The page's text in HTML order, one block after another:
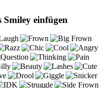
Smiley einfügen